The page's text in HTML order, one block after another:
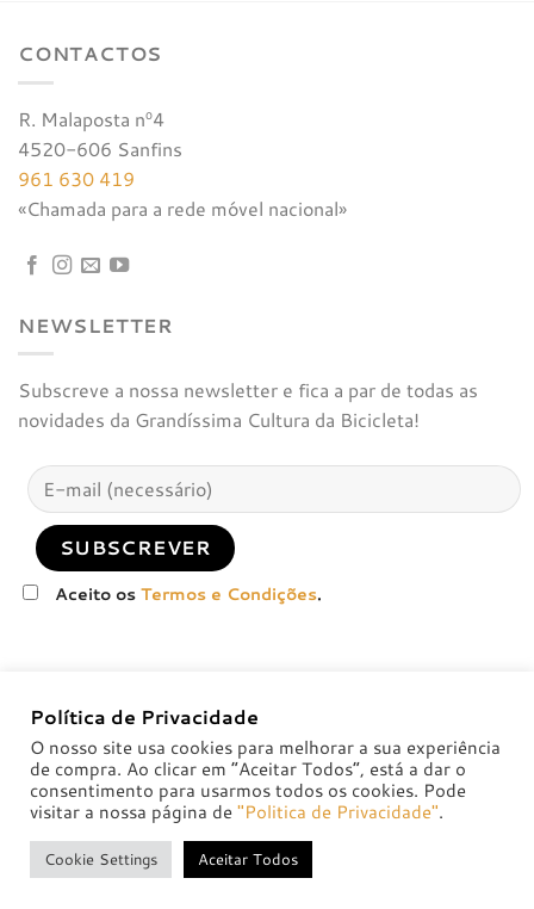
CONTACTOS
R. Malaposta nº4
4520-606 Sanfins
961 630 419
«Chamada para a rede móvel nacional»
NEWSLETTER
Subscreve a nossa newsletter e fica a par de todas as
novidades da Grandíssima Cultura da Bicicleta!
Aceito osTermos e Condições.
POLÍTICAS DE TROCA E DEVOLUÇÃO
Copyright 2026 ©badsolutions
Política de Privacidade
O nosso site usa cookies para melhorar a sua experiência
de compra. Ao clicar em “Aceitar Todos”, está a dar o
consentimento para usarmos todos os cookies. Pode
visitar a nossa página de"Politica de Privacidade".
Cookie Settings Aceitar Todos